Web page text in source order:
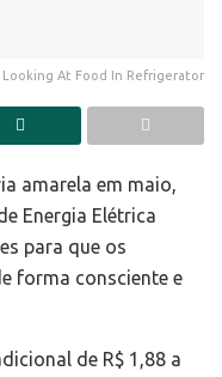
Looking At Food In Refrigerator
amarela em maio,
Energia Elétrica
para que os
forma consciente e
de R$ 1,88 a